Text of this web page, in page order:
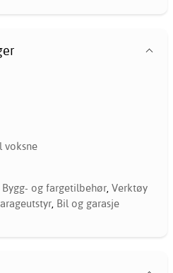
voksne
Bygg- og fargetilbehør, Verktøy
, Bil og garasje